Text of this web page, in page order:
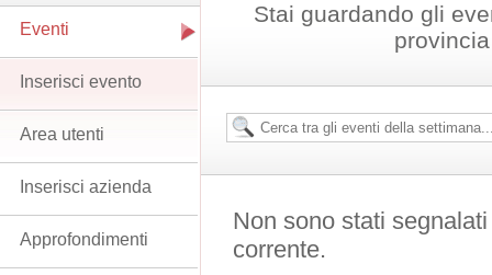
Stai guardando gli
Non sono stati
corrente.
Eventi
Inserisci evento
Area utenti
Inserisci azienda
Approfondimenti